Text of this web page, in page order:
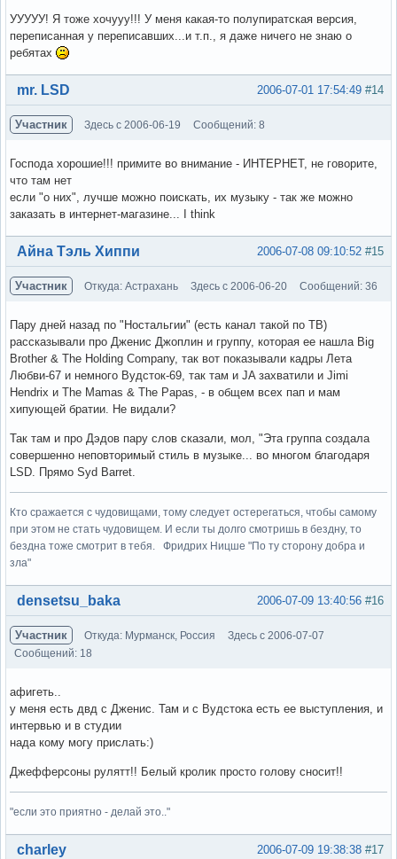
УУУУУ! Я тоже хочууу!!! У меня какая-то полупиратская версия,
переписанная у переписавших...и т.п., я даже ничего не знаю о
ребятах
Вне форума #14
2006-07-01 17:54:49
mr. LSD
Участник Здесь с 2006-06-19 Сообщений: 8
Господа хорошие!!! примите во внимание - ИНТЕРНЕТ, не говорите,
что там нет
если "о них", лучше можно поискать, их музыку - так же можно
заказать в интернет-магазине... I think
Вне форума #15
2006-07-08 09:10:52
Айна Тэль Хиппи
Участник Откуда: Астрахань Здесь с 2006-06-20 Сообщений: 36
Пару дней назад по "Ностальгии" (есть канал такой по ТВ)
рассказывали про Дженис Джоплин и группу, которая ее нашла Big
Brother & The Holding Company, так вот показывали кадры Лета
Любви-67 и немного Вудсток-69, так там и JA захватили и Jimi
Hendrix и The Mamas & The Papas, - в общем всех пап и мам
хипующей братии. Не видали?
Так там и про Дэдов пару слов сказали, мол, "Эта группа создала
совершенно неповторимый стиль в музыке... во многом благодаря
LSD. Прямо Syd Barret.
Кто сражается с чудовищами, тому следует остерегаться, чтобы самому
при этом не стать чудовищем. И если ты долго смотришь в бездну, то
бездна тоже смотрит в тебя. Фридрих Ницше "По ту сторону добра и
зла"
Вне форума #16
2006-07-09 13:40:56
densetsu_baka
Участник Откуда: Мурманск, Россия
Здесь с 2006-07-07
Сообщений: 18
афигеть..
у меня есть двд с Дженис. Там и с Вудстока есть ее выступления, и
интервью и в студии
нада кому могу прислать:)
Джефферсоны рулятт!! Белый кролик просто голову сносит!!
"если это приятно - делай это.."
Вне форума #17
2006-07-09 19:38:38
charley